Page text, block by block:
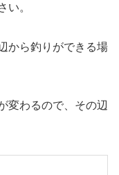
い。
から釣りができる場
変わるので、その辺